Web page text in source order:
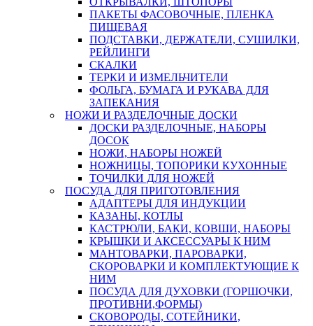
ПАКЕТЫ ФАСОВОЧНЫЕ, ПЛЕНКА
ПИЩЕВАЯ
ПОДСТАВКИ, ДЕРЖАТЕЛИ, СУШИЛКИ,
РЕЙЛИНГИ
СКАЛКИ
ТЕРКИ И ИЗМЕЛЬЧИТЕЛИ
ФОЛЬГА, БУМАГА И РУКАВА ДЛЯ
ЗАПЕКАНИЯ
НОЖИ И РАЗДЕЛОЧНЫЕ ДОСКИ
ДОСКИ РАЗДЕЛОЧНЫЕ, НАБОРЫ
ДОСОК
НОЖИ, НАБОРЫ НОЖЕЙ
НОЖНИЦЫ, ТОПОРИКИ КУХОННЫЕ
ТОЧИЛКИ ДЛЯ НОЖЕЙ
ПОСУДА ДЛЯ ПРИГОТОВЛЕНИЯ
АДАПТЕРЫ ДЛЯ ИНДУКЦИИ
КАЗАНЫ, КОТЛЫ
КАСТРЮЛИ, БАКИ, КОВШИ, НАБОРЫ
КРЫШКИ И АКСЕССУАРЫ К НИМ
МАНТОВАРКИ, ПАРОВАРКИ,
СКОРОВАРКИ И КОМПЛЕКТУЮЩИЕ К
НИМ
ПОСУДА ДЛЯ ДУХОВКИ (ГОРШОЧКИ,
ПРОТИВНИ,ФОРМЫ)
СКОВОРОДЫ, СОТЕЙНИКИ,